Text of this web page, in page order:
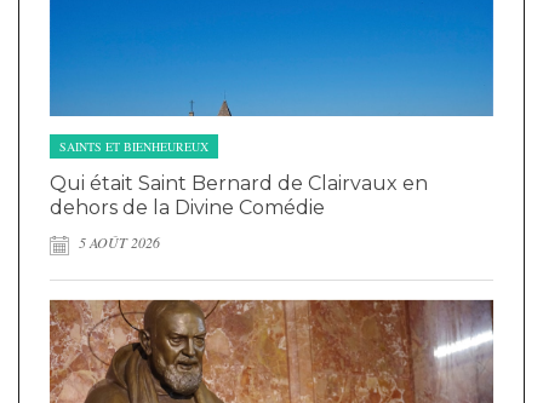
SAINTS ET BIENHEUREUX
Qui était Saint Bernard de Clairvaux en
dehors de la Divine Comédie
5 AOÛT 2026